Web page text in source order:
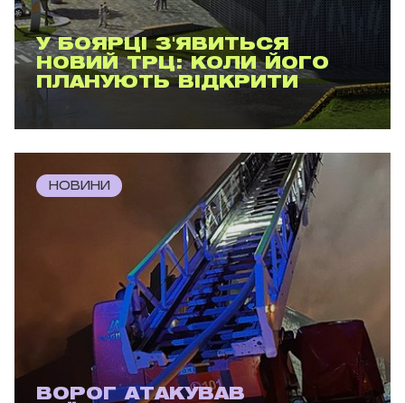
У БОЯРЦІ З'ЯВИТЬСЯ
НОВИЙ ТРЦ: КОЛИ ЙОГО
ПЛАНУЮТЬ ВІДКРИТИ
НОВИНИ
ВОРОГ АТАКУВАВ